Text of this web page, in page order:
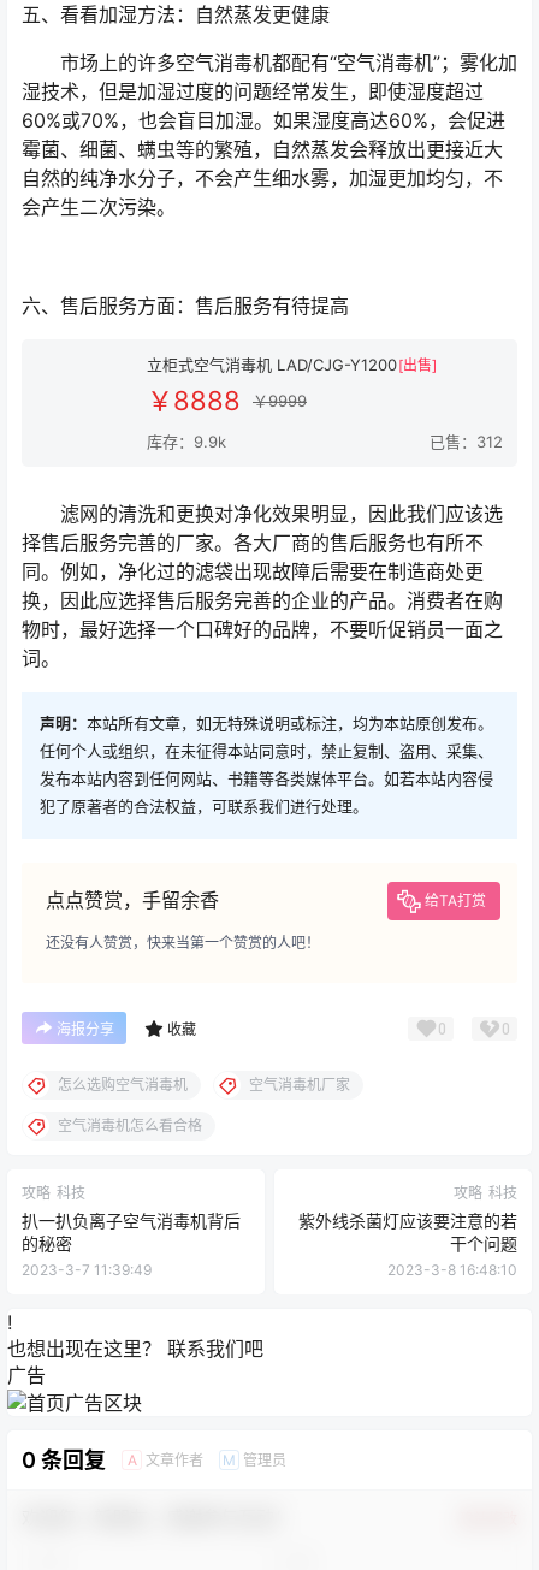
五、看看加湿方法：自然蒸发更健康
市场上的许多空气消毒机都配有“空气消毒机”；雾化加
湿技术，但是加湿过度的问题经常发生，即使湿度超过
60%或70%，也会盲目加湿。如果湿度高达60%，会促进
霉菌、细菌、螨虫等的繁殖，自然蒸发会释放出更接近大
自然的纯净水分子，不会产生细水雾，加湿更加均匀，不
会产生二次污染。
六、售后服务方面：售后服务有待提高
立柜式空气消毒机 LAD/CJG-Y1200[出售]
￥8888 ￥9999
库存：9.9k 已售：312
滤网的清洗和更换对净化效果明显，因此我们应该选
择售后服务完善的厂家。各大厂商的售后服务也有所不
同。例如，净化过的滤袋出现故障后需要在制造商处更
换，因此应选择售后服务完善的企业的产品。消费者在购
物时，最好选择一个口碑好的品牌，不要听促销员一面之
词。
声明： 本站所有文章，如无特殊说明或标注，均为本站原创发布。
任何个人或组织，在未征得本站同意时，禁止复制、盗用、采集、
发布本站内容到任何网站、书籍等各类媒体平台。如若本站内容侵
犯了原著者的合法权益，可联系我们进行处理。
点点赞赏，手留余香 给TA打赏
还没有人赞赏，快来当第一个赞赏的人吧！
海报分享 收藏 0 0
怎么选购空气消毒机 空气消毒机厂家
空气消毒机怎么看合格
攻略 科技
扒一扒负离子空气消毒机背后
的秘密
2023-3-7 11:39:49
攻略 科技
紫外线杀菌灯应该要注意的若
干个问题
2023-3-8 16:48:10
!
也想出现在这里？ 联系我们吧
广告
0 条回复 A 文章作者 M 管理员